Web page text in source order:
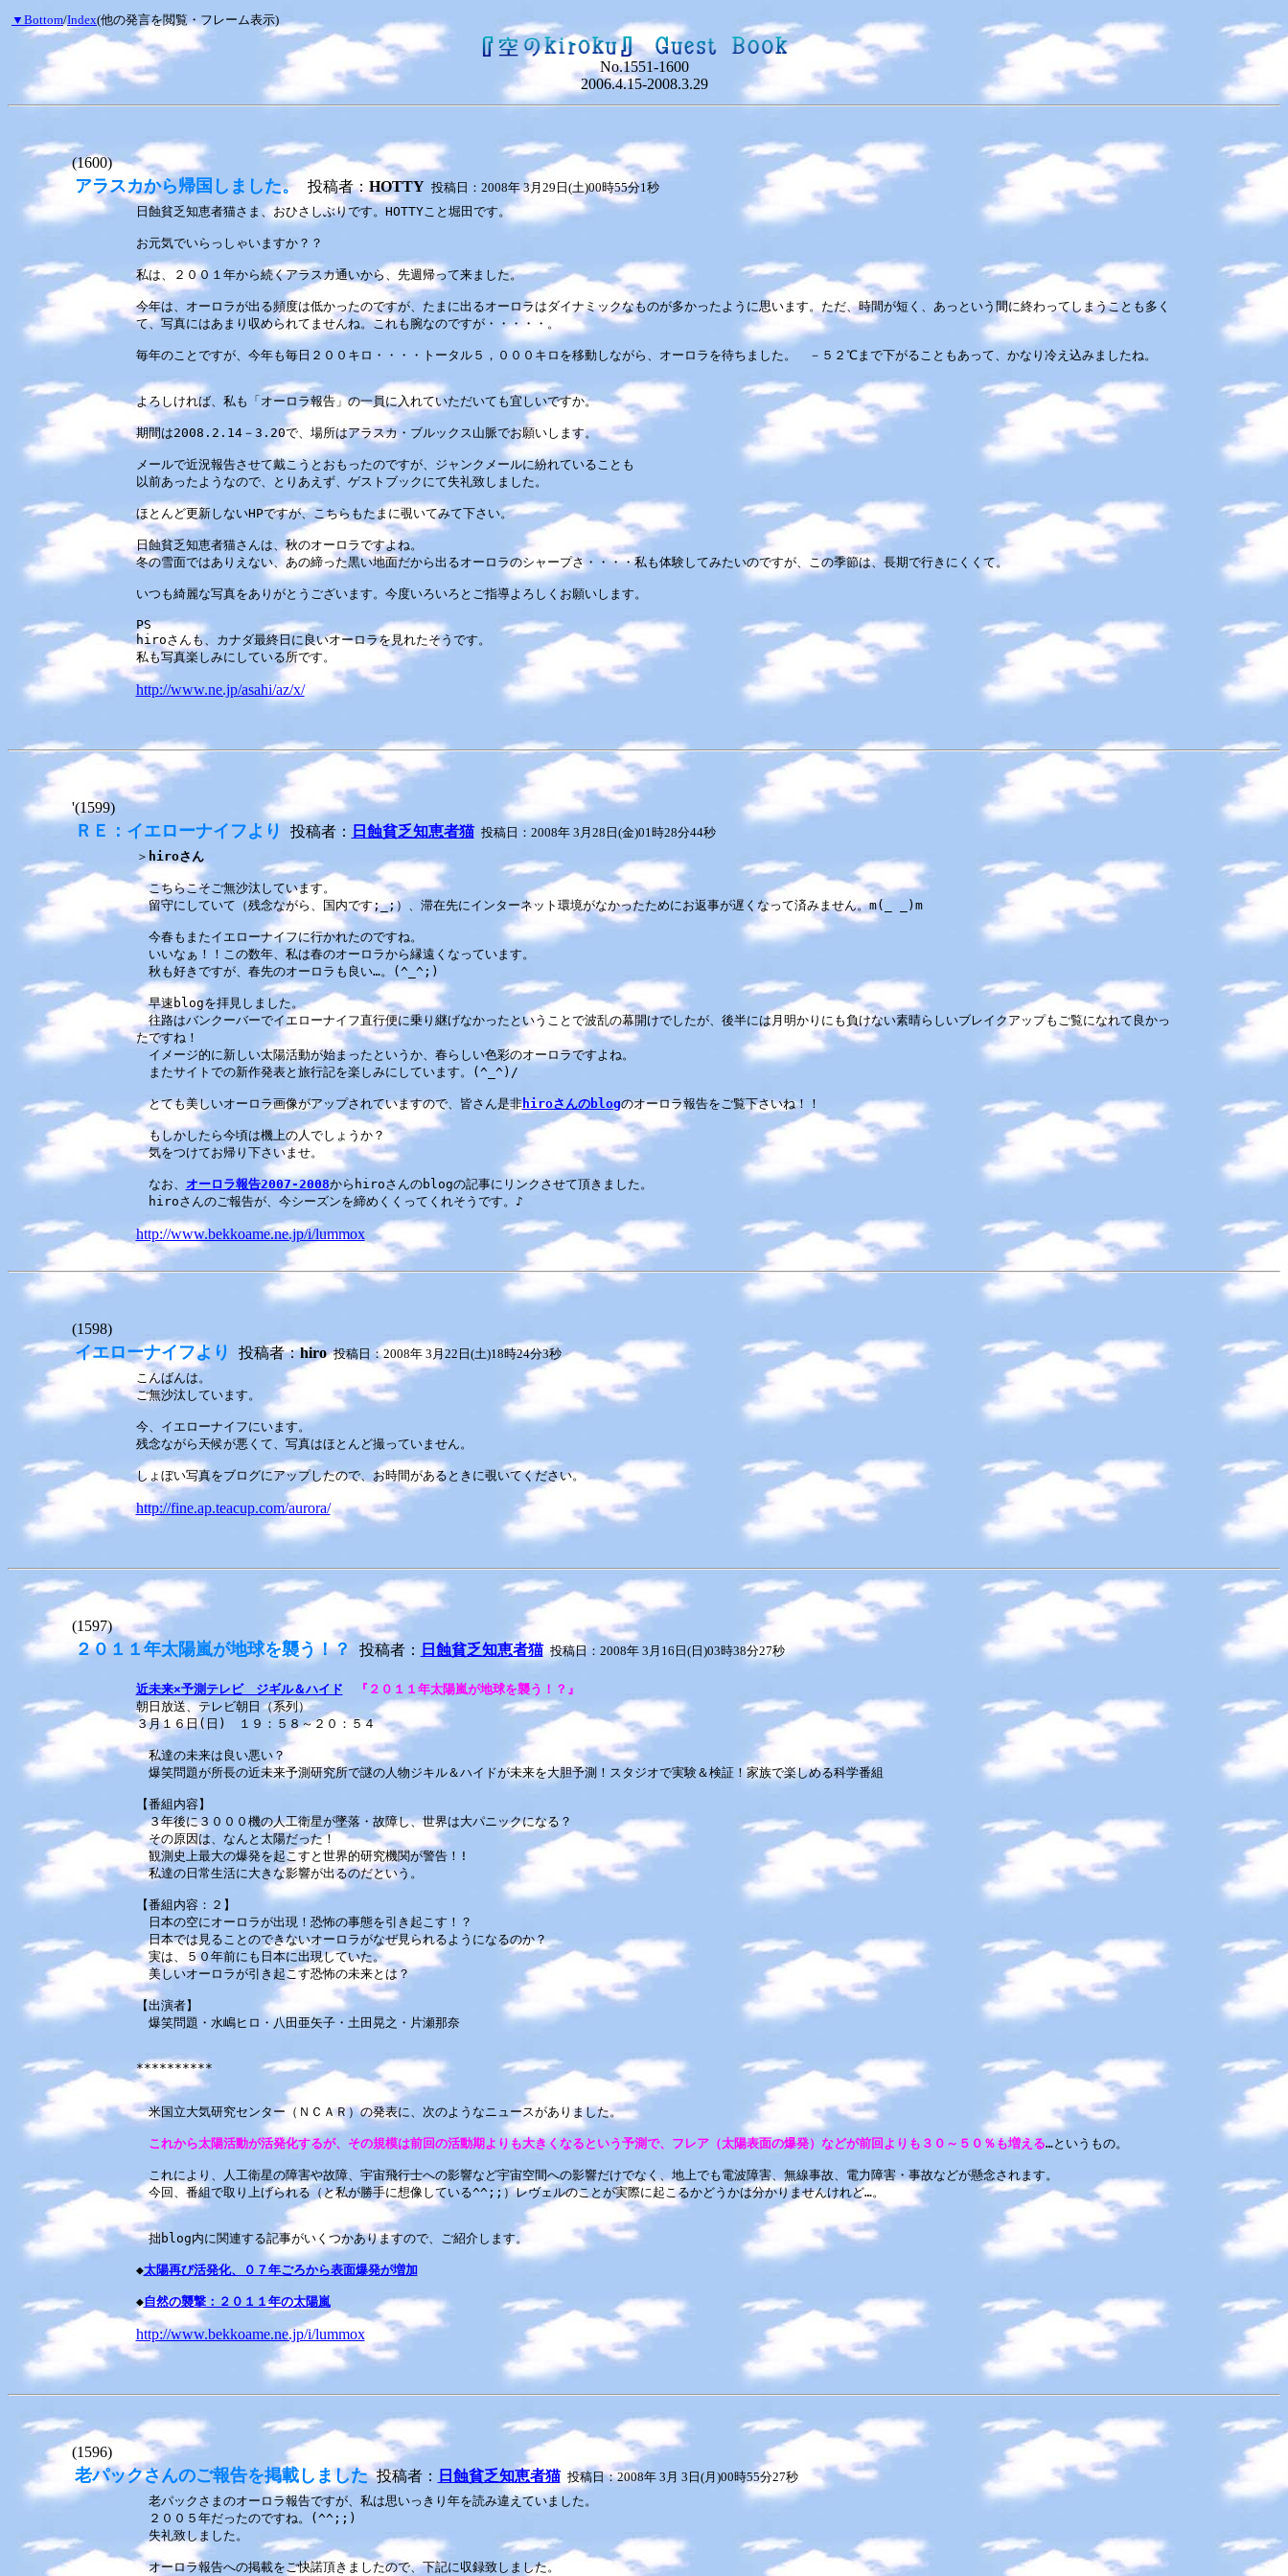
▼Bottom/Index(他の発言を閲覧・フレーム表示)
No.1551-1600
2006.4.15-2008.3.29
(1600)
アラスカから帰国しました。 投稿者： HOTTY 投稿日：2008年 3月29日(土)00時55分1秒
日蝕貧乏知恵者猫さま、おひさしぶりです。HOTTYこと堀田です。
お元気でいらっしゃいますか？？
私は、２００１年から続くアラスカ通いから、先週帰って来ました。
今年は、オーロラが出る頻度は低かったのですが、たまに出るオーロラはダイナミックなものが多かったように思います。ただ、時間が短く、あっという間に終わってしまうことも多く
て、写真にはあまり収められてませんね。これも腕なのですが・・・・・。
毎年のことですが、今年も毎日２００キロ・・・・トータル５，０００キロを移動しながら、オーロラを待ちました。 －５２℃まで下がることもあって、かなり冷え込みましたね。
よろしければ、私も「オーロラ報告」の一員に入れていただいても宜しいですか。
期間は2008.2.14－3.20で、場所はアラスカ・ブルックス山脈でお願いします。
メールで近況報告させて戴こうとおもったのですが、ジャンクメールに紛れていることも
以前あったようなので、とりあえず、ゲストブックにて失礼致しました。
ほとんど更新しないHPですが、こちらもたまに覗いてみて下さい。
日蝕貧乏知恵者猫さんは、秋のオーロラですよね。
冬の雪面ではありえない、あの締った黒い地面だから出るオーロラのシャープさ・・・・私も体験してみたいのですが、この季節は、長期で行きにくくて。
いつも綺麗な写真をありがとうございます。今度いろいろとご指導よろしくお願いします。
PS
hiroさんも、カナダ最終日に良いオーロラを見れたそうです。
私も写真楽しみにしている所です。
http://www.ne.jp/asahi/az/x/
'(1599)
ＲＥ：イエローナイフより 投稿者： 日蝕貧乏知恵者猫 投稿日：2008年 3月28日(金)01時28分44秒
＞ hiroさん
こちらこそご無沙汰しています。
留守にしていて（残念ながら、国内です;_;）、滞在先にインターネット環境がなかったためにお返事が遅くなって済みません。m(_ _)m
今春もまたイエローナイフに行かれたのですね。
いいなぁ！！この数年、私は春のオーロラから縁遠くなっています。
秋も好きですが、春先のオーロラも良い…。(^_^;)
早速blogを拝見しました。
往路はバンクーバーでイエローナイフ直行便に乗り継げなかったということで波乱の幕開けでしたが、後半には月明かりにも負けない素晴らしいブレイクアップもご覧になれて良かっ
たですね！
イメージ的に新しい太陽活動が始まったというか、春らしい色彩のオーロラですよね。
またサイトでの新作発表と旅行記を楽しみにしています。(^_^)/
とても美しいオーロラ画像がアップされていますので、皆さん是非hiroさんのblogのオーロラ報告をご覧下さいね！！
もしかしたら今頃は機上の人でしょうか？
気をつけてお帰り下さいませ。
なお、 オーロラ報告2007-2008からhiroさんのblogの記事にリンクさせて頂きました。
hiroさんのご報告が、今シーズンを締めくくってくれそうです。♪
http://www.bekkoame.ne.jp/i/lummox
(1598)
イエローナイフより 投稿者：hiro 投稿日：2008年 3月22日(土)18時24分3秒
こんばんは。
ご無沙汰しています。
今、イエローナイフにいます。
残念ながら天候が悪くて、写真はほとんど撮っていません。
しょぼい写真をブログにアップしたので、お時間があるときに覗いてください。
http://fine.ap.teacup.com/aurora/
(1597)
２０１１年太陽嵐が地球を襲う！？ 投稿者： 日蝕貧乏知恵者猫 投稿日：2008年 3月16日(日)03時38分27秒
近未来×予測テレビ ジギル＆ハイド
『２０１１年太陽嵐が地球を襲う！？』
朝日放送、テレビ朝日（系列）
３月１６日(日) １９：５８～２０：５４
私達の未来は良い悪い？
爆笑問題が所長の近未来予測研究所で謎の人物ジキル＆ハイドが未来を大胆予測！スタジオで実験＆検証！家族で楽しめる科学番組
【番組内容】
３年後に３０００機の人工衛星が墜落・故障し、世界は大パニックになる？
その原因は、なんと太陽だった！
観測史上最大の爆発を起こすと世界的研究機関が警告！!
私達の日常生活に大きな影響が出るのだという。
【番組内容：２】
日本の空にオーロラが出現！恐怖の事態を引き起こす！？
日本では見ることのできないオーロラがなぜ見られるようになるのか？
実は、５０年前にも日本に出現していた。
美しいオーロラが引き起こす恐怖の未来とは？
【出演者】
爆笑問題・水嶋ヒロ・八田亜矢子・土田晃之・片瀬那奈
**********
米国立大気研究センター（ＮＣＡＲ）の発表に、次のようなニュースがありました。
これから太陽活動が活発化するが、その規模は前回の活動期よりも大きくなるという予測で、フレア（太陽表面の爆発）などが前回よりも３０～５０％も増える…というもの。
これにより、人工衛星の障害や故障、宇宙飛行士への影響など宇宙空間への影響だけでなく、地上でも電波障害、無線事故、電力障害・事故などが懸念されます。
今回、番組で取り上げられる（と私が勝手に想像している^^;;）レヴェルのことが実際に起こるかどうかは分かりませんけれど…。
拙blog内に関連する記事がいくつかありますので、ご紹介します。
◆太陽再び活発化、０７年ごろから表面爆発が増加
◆自然の襲撃：２０１１年の太陽嵐
http://www.bekkoame.ne.jp/i/lummox
(1596)
老パックさんのご報告を掲載しました 投稿者： 日蝕貧乏知恵者猫 投稿日：2008年 3月 3日(月)00時55分27秒
老パックさまのオーロラ報告ですが、私は思いっきり年を読み違えていました。
２００５年だったのですね。(^^;;)
失礼致しました。
オーロラ報告への掲載をご快諾頂きましたので、下記に収録致しました。